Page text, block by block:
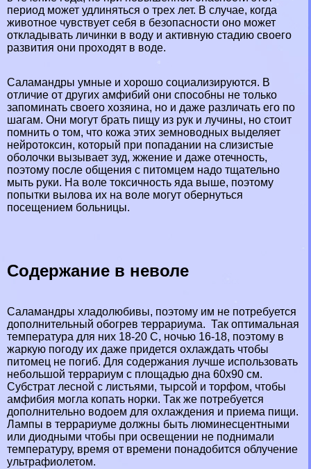
период может удлиняться о трех лет. В случае, когда
животное чувствует себя в безопасности оно может
откладывать личинки в воду и активную стадию своего
развития они проходят в воде.
Саламaндры умные и хорошо социализируются. В
отличие от других амфибий они способны не только
запоминать своего хозяина, но и даже различать его по
шагам. Они могут брать пищу из рук и лучины, но стоит
помнить о том, что кожа этих земноводных выделяет
нейротоксин, который при попадании на слизистые
оболочки вызывает зуд, жжение и даже отечность,
поэтому после общения с питомцем надо тщательно
мыть руки. На воле токсичность яда выше, поэтому
попытки вылова их на воле могут обернуться
посещением больницы.
Содержание в неволе
Саламaндры хладолюбивы, поэтому им не потребуется
дополнительный обогрев террариума. Так оптимальная
температура для них 18-20 С, ночью 16-18, поэтому в
жаркую погоду их даже придется охлаждать чтобы
питомец не погиб. Для содержания лучше использовать
небольшой террариум с площадью дна 60х90 см.
Субстрат лесной с листьями, тырсой и торфом, чтобы
амфибия могла копать норки. Так же потребуется
дополнительно водоем для охлаждения и приема пищи.
Лампы в террариуме должны быть люминесцентными
или диодными чтобы при освещении не поднимали
температуру, время от времени понадобится облучение
ультрафиолетом.